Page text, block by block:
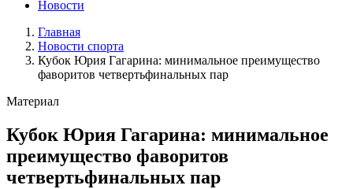
Новости
Главная
Новости спорта
Кубок Юрия Гагарина: минимальное преимущество
фаворитов четвертьфинальных пар
Материал
Кубок Юрия Гагарина: минимальное
преимущество фаворитов
четвертьфинальных пар